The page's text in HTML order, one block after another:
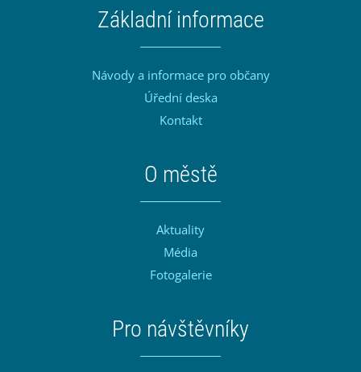
Základní informace
Návody a informace pro občany
Úřední deska
Kontakt
O městě
Aktuality
Média
Fotogalerie
Pro návštěvníky